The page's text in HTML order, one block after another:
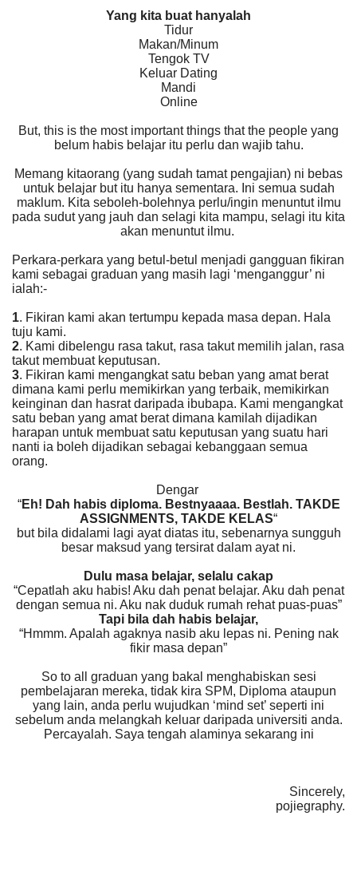
Yang kita buat hanyalah
Tidur
Makan/Minum
Tengok TV
Keluar Dating
Mandi
Online
But, this is the most important things that the people yang
belum habis belajar itu perlu dan wajib tahu.
Memang kitaorang (yang sudah tamat pengajian) ni bebas
untuk belajar but itu hanya sementara. Ini semua sudah
maklum. Kita seboleh-bolehnya perlu/ingin menuntut ilmu
pada sudut yang jauh dan selagi kita mampu, selagi itu kita
akan menuntut ilmu.
Perkara-perkara yang betul-betul menjadi gangguan fikiran
kami sebagai graduan yang masih lagi ‘menganggur’ ni
ialah:-
1. Fikiran kami akan tertumpu kepada masa depan. Hala
tuju kami.
2. Kami dibelengu rasa takut, rasa takut memilih jalan, rasa
takut membuat keputusan.
3. Fikiran kami mengangkat satu beban yang amat berat
dimana kami perlu memikirkan yang terbaik, memikirkan
keinginan dan hasrat daripada ibubapa. Kami mengangkat
satu beban yang amat berat dimana kamilah dijadikan
harapan untuk membuat satu keputusan yang suatu hari
nanti ia boleh dijadikan sebagai kebanggaan semua
orang.
Dengar
“Eh! Dah habis diploma. Bestnyaaaa. Bestlah. TAKDE
ASSIGNMENTS, TAKDE KELAS“
but bila didalami lagi ayat diatas itu, sebenarnya sungguh
besar maksud yang tersirat dalam ayat ni.
Dulu masa belajar, selalu cakap
“Cepatlah aku habis! Aku dah penat belajar. Aku dah penat
dengan semua ni. Aku nak duduk rumah rehat puas-puas”
Tapi bila dah habis belajar,
“Hmmm. Apalah agaknya nasib aku lepas ni. Pening nak
fikir masa depan”
So to all graduan yang bakal menghabiskan sesi
pembelajaran mereka, tidak kira SPM, Diploma ataupun
yang lain, anda perlu wujudkan ‘mind set’ seperti ini
sebelum anda melangkah keluar daripada universiti anda.
Percayalah. Saya tengah alaminya sekarang ini
Sincerely,
pojiegraphy.